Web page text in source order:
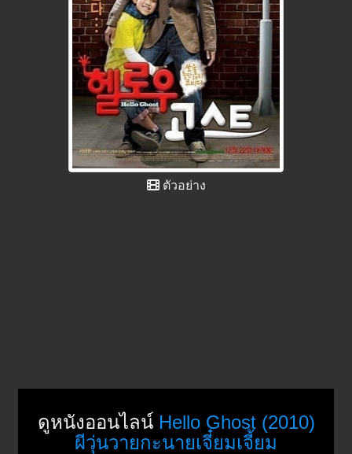
ตัวอย่าง
ดูหนังออนไลน์ Hello Ghost (2010)
ผีวุ่นวายกะนายเจี๋ยมเจี้ยม